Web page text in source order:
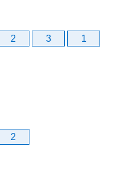
2 3
1
2